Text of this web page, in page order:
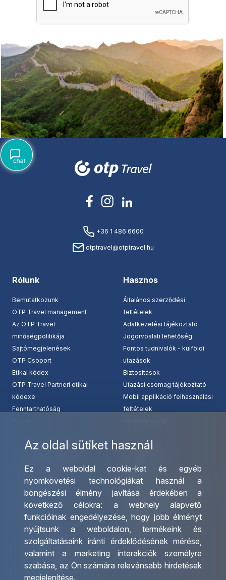
Az oldal sütiket használ
Ez a weboldal cookie-kat és egyéb
nyomkövetési technológiákat használ a
böngészési élmény javítása érdekében a
következő célokra: a webhely alapvető
funkcióinak engedélyezése, hogy jobb élményt
nyújtsunk a weboldalon,termékeink és
szolgáltatásaink iránti érdeklődésének mérése,
valamint a marketing interakciók személyre
szabása, az Ön számára relevánsabb hirdetések
megjelenítése.
+36 1 486 6600
otptravel@otptravel.hu
Rólunk
Bemutatkozunk
OTP Travel management
Az OTP Travel
minőségpolitikája
Sajtómegjelenések
OTP Csoport
Etikai kódex
OTP Travel Partneri etikai
kódexe
Fenntarthatóság
Hasznos
Általános szerződési
feltételek
Adatkezelési tájékoztató
Jogorvoslati lehetőség
Fontos tudnivalók - külföldi
utazások
Biztosítások
Utazási csomag tájékoztató
Mobil applikáció felhasználási
feltételek
Csoportos utazások
szervezése
Egyéni utak szervezése
Hajóutak
Üzleti utaztatás
Nemzetközi tanár és
diákigazolványok
Letölthető katalógusunk
Ajándékutalvány
Irodáink
Utazásszervező partnereink
Viszonteladó Partnereink
Partnereinknek
Utazási kérdőív
Impresszum